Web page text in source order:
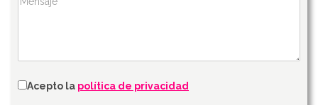
Acepto la política de privacidad